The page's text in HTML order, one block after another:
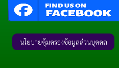
นโยบายคุ้มครองข้อมูลส่วนบุคคล